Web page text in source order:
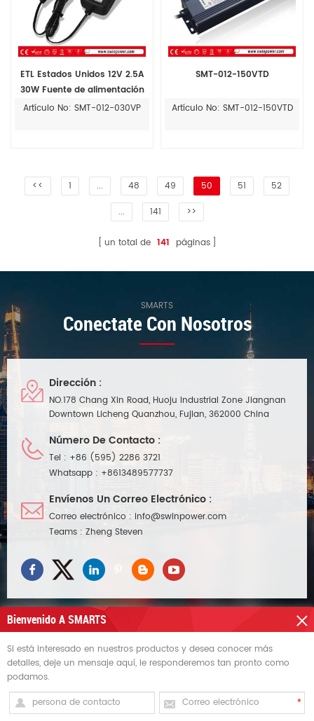
ETL Estados Unidos 12V 2.5A
30W Fuente de alimentación
del interruptor del adaptador
Artículo No: SMT-012-030VP
SMT-012-150VTD
Artículo No: SMT-012-150VTD
<< 1 ... 48 49 50 51
52
...
141 >>
un total de 141 páginas
SMARTS
Conectate Con Nosotros
Dirección :
NO.178 Chang Xin Road, Huoju Industrial Zone Jiangnan
Downtown Licheng Quanzhou, Fujian, 362000 China
Número De Contacto :
Tel : +86 (595) 2286 3721
Whatsapp : +8613489577737
Envíenos Un Correo Electrónico :
Correo electrónico : info@swinpower.com
Teams : Zheng Steven
NECESITAS AYUDA
ETIQUETAS CALIENTES
REGÍSTRATE PARA RECIBIR ACTUALIZACIONES
Bienvenido A SMARTS
Si está interesado en nuestros productos y desea conocer más
detalles, deje un mensaje aquí, le responderemos tan pronto como
podamos.